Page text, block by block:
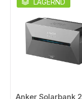
LAGERND
Anker Solarbank 2